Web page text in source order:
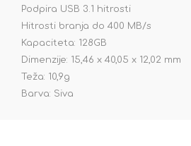
Podpira USB 3.1 hitrosti
Hitrosti branja do 400 MB/s
Kapaciteta: 128GB
Dimenzije: 15,46 x 40,05 x 12,02 mm
Teža: 10,9g
Barva: Siva